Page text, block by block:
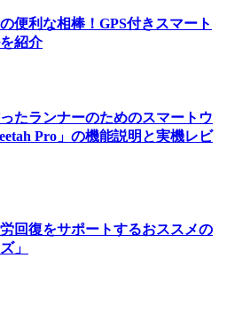
便利な相棒！GPS付きスマート
紹介
たランナーのためのスマートウ
Pro」の機能説明と実機レビ
回復をサポートするおススメの
」